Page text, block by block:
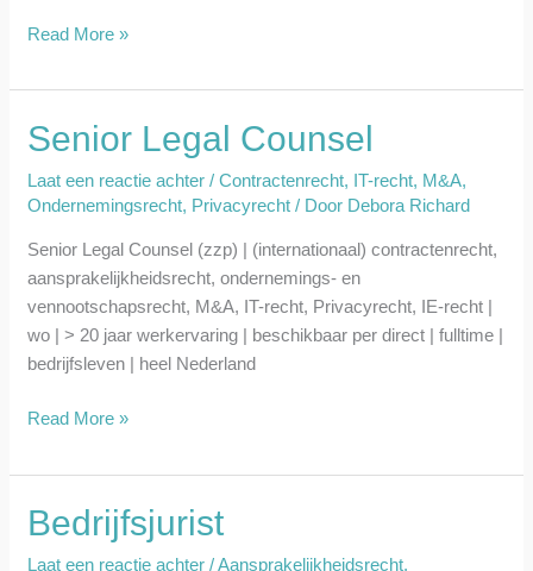
Read More »
Senior Legal Counsel
Laat een reactie achter /Contractenrecht, IT-recht, M&A,
Ondernemingsrecht, Privacyrecht / Door Debora Richard
Senior Legal Counsel (zzp) | (internationaal) contractenrecht,
aansprakelijkheidsrecht, ondernemings- en
vennootschapsrecht, M&A, IT-recht, Privacyrecht, IE-recht |
wo | > 20 jaar werkervaring | beschikbaar per direct | fulltime |
bedrijfsleven | heel Nederland
Senior
Counsel
Read More »
Bedrijfsjurist
Laat een reactie achter /Aansprakelijkheidsrecht,
Bedrijfsjurist